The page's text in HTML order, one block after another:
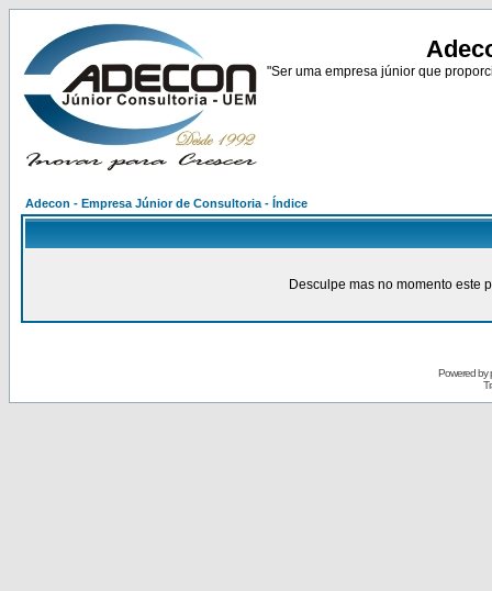
"Ser uma empresa júnior que
Adecon - Empresa Júnior de Consultoria - Índice
Desculpe mas no momento este
Powered by